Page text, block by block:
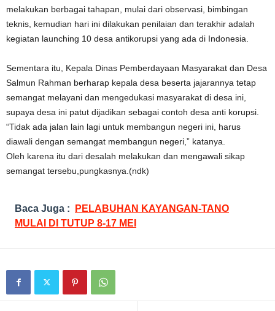
melakukan berbagai tahapan, mulai dari observasi, bimbingan
teknis, kemudian hari ini dilakukan penilaian dan terakhir adalah
kegiatan launching 10 desa antikorupsi yang ada di Indonesia.
Sementara itu, Kepala Dinas Pemberdayaan Masyarakat dan Desa
Salmun Rahman berharap kepala desa beserta jajarannya tetap
semangat melayani dan mengedukasi masyarakat di desa ini,
supaya desa ini patut dijadikan sebagai contoh desa anti korupsi.
“Tidak ada jalan lain lagi untuk membangun negeri ini, harus
diawali dengan semangat membangun negeri,” katanya.
Oleh karena itu dari desalah melakukan dan mengawali sikap
semangat tersebu,pungkasnya.(ndk)
Baca Juga :
PELABUHAN KAYANGAN-TANO
MULAI DI TUTUP 8-17 MEI